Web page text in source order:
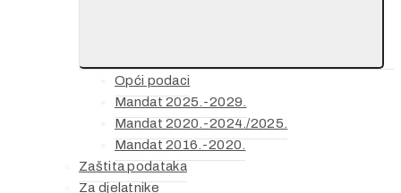
Opći podaci
Mandat 2025.-2029.
Mandat 2020.-2024./2025.
Mandat 2016.-2020.
Zaštita podataka
Za djelatnike